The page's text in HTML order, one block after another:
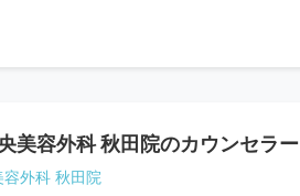
美容外科 秋田院のカウンセラー
外科 秋田院